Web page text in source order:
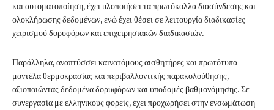
και αυτοματοποίηση, έχει υλοποιήσει τα πρωτόκολλα διασύνδεσης και
ολοκλήρωσης δεδομένων, ενώ έχει θέσει σε λειτουργία διαδικασίες
χειρισμού δορυφόρων και επιχειρησιακών διαδικασιών.
Παράλληλα, αναπτύσσει καινοτόμους αισθητήρες και πρωτότυπα
μοντέλα θερμοκρασίας και περιβαλλοντικής παρακολούθησης,
αξιοποιώντας δεδομένα δορυφόρων και υποδομές βαθμονόμησης. Σε
συνεργασία με ελληνικούς φορείς, έχει προχωρήσει στην ενσωμάτωση